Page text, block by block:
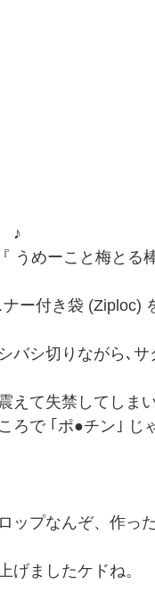
♪
うめーこと梅と
ー付き袋 (Ziploc)
バシ切りながら､
えて失禁してしま
ろで ｢ポ●チン｣ じ
ップなんぞ、作っ
げましたケドね。